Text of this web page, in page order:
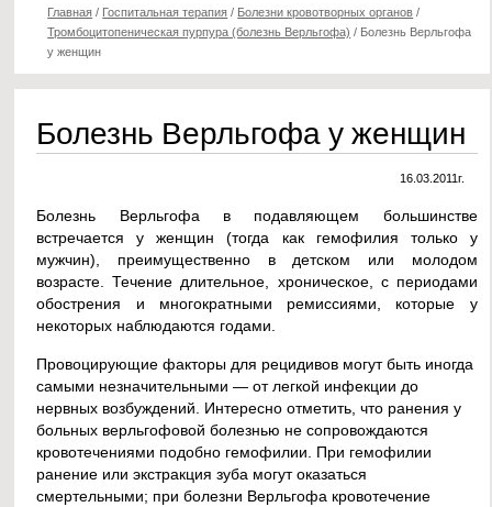
Главная / Госпитальная терапия / Болезни кровотворных органов /
Тромбоцитопеническая пурпура (болезнь Верльгофа) / Болезнь Верльгофа
у женщин
Болезнь Верльгофа у женщин
16.03.2011г.
Болезнь Верльгофа в подавляющем большинстве
встречается у женщин (тогда как гемофилия только у
мужчин), преимущественно в детском или молодом
возрасте. Течение длительное, хроническое, с периодами
обострения и многократными ремиссиями, которые у
некоторых наблюдаются годами.
Провоцирующие факторы для рецидивов могут быть иногда
самыми незначительными — от легкой инфекции до
нервных возбуждений. Интересно отметить, что ранения у
больных верльгофовой болезнью не сопровождаются
кровотечениями подобно гемофилии. При гемофилии
ранение или экстракция зуба могут оказаться
смертельными; при болезни Верльгофа кровотечение